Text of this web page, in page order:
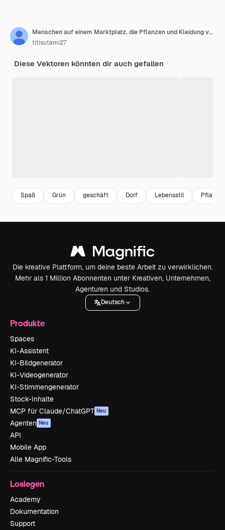
Menschen auf einem Marktplatz, die Pflanzen und Kleidung verkaufen
titisutami27
Diese Vektoren könnten dir auch gefallen
Spaß Grün geschäft Dorf Lebensstil
Die kreative Plattform, um deine beste Arbeit zu verwirklichen.
Mehr als 1 Million Abonnenten unter Kreativen, Unternehmen,
Agenturen und Studios.
Deutsch
Produkte
Spaces
KI-Assistent
KI-Bildgenerator
KI-Videogenerator
KI-Stimmengenerator
Stock-Inhalte
MCP für Claude/ChatGPT Neu
Agenten Neu
API
Mobile App
Alle Magnific-Tools
Loslegen
Academy
Dokumentation
Support